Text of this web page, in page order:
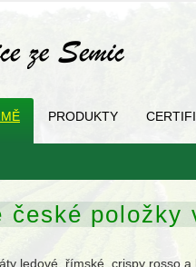
PRODUKTY
české položky
ledové, římské, crispy rosso a